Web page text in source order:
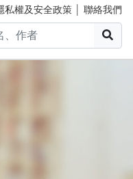
私權及安全政策 聯絡我們